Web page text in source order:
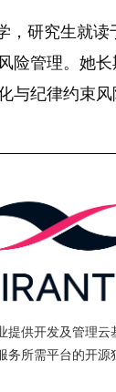
研究生就读
险管理。她
与纪律约束风
提供开发及管理云
务所需平台的开源